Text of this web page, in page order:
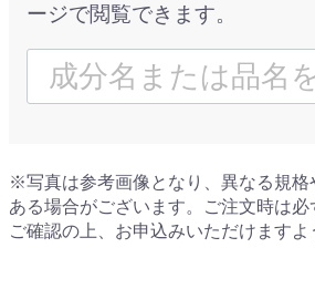
ージで閲覧できます。
※写真は参考画像となり、異なる規格
ある場合がございます。ご注文時は
ご確認の上、お申込みいただけますよ